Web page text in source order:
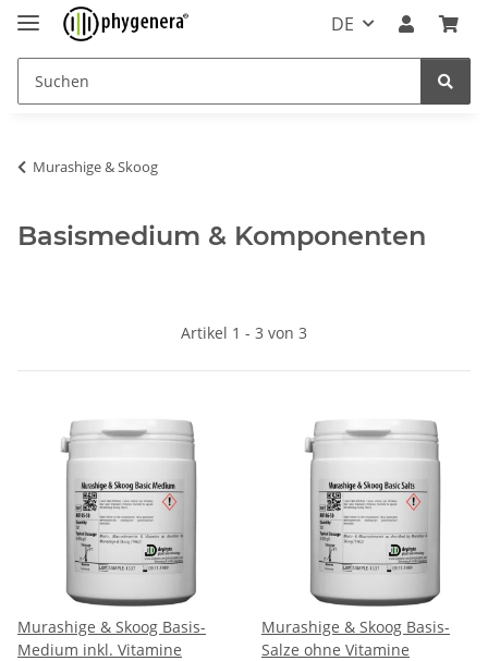
DE
Murashige & Skoog
Basismedium & Komponenten
Artikel 1 - 3 von 3
Murashige & Skoog Basis-
Medium inkl. Vitamine
Murashige & Skoog Basis-
Salze ohne Vitamine